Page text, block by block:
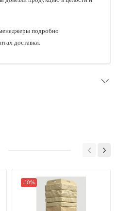
подробно
доставки.
-10%